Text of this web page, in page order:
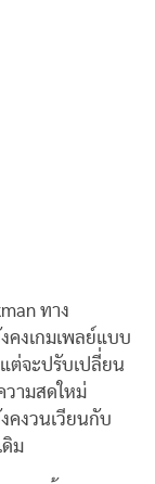
ทาง
คงเกมเพลย์แบบ
ต่จะปรับเปลี่ยน
วามสดใหม่
คงวนเวียนกับ
ดิม